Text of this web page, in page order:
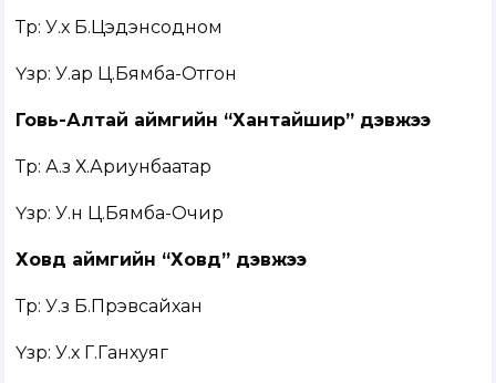
Түрүү: У.х Б.Цэдэнсодном
Үзүүр: У.ар Ц.Бямба-Отгон
Говь-Алтай аймгийн “Хантайшир” дэвжээ
Түрүү: А.з Х.Ариунбаатар
Үзүүр: У.н Ц.Бямба-Очир
Ховд аймгийн “Ховд” дэвжээ
Түрүү: У.з Б.Пүрэвсайхан
Үзүүр: У.х Г.Ганхуяг